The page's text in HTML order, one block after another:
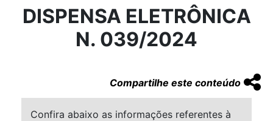
DISPENSA ELETRÔNICA
N. 039/2024
Compartilhe este conteúdo
Confira abaixo as informações referentes à